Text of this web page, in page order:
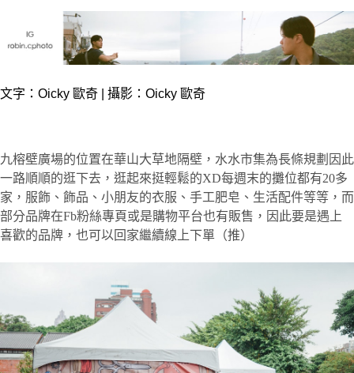
文字：Oicky 歐奇 | 攝影：Oicky 歐奇
九榕壁廣場的位置在華山大草地隔壁，水水市集為長條規劃因此
一路順順的逛下去，逛起來挺輕鬆的XD每週末的攤位都有20多
家，服飾、飾品、小朋友的衣服、手工肥皂、生活配件等等，而
部分品牌在Fb粉絲專頁或是購物平台也有販售，因此要是遇上
喜歡的品牌，也可以回家繼續線上下單（推）